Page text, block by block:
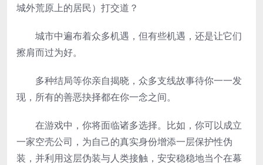
城外荒原上的居民）打交道？
城市中遍布着众多机遇，但有些机遇，还是让它们
擦肩而过为好。
多种结局等你亲自揭晓，众多支线故事待你一一发
现，所有的善恶抉择都在你一念之间。
在游戏中，你将面临诸多选择。比如，你可以成立
一家空壳公司，为自己的真实身份增添一层保护性伪
装，并利用这层伪装与人类接触，安安稳稳地当个在幕